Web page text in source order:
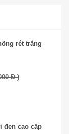
rét trắng
Đ )
đen cao cấp